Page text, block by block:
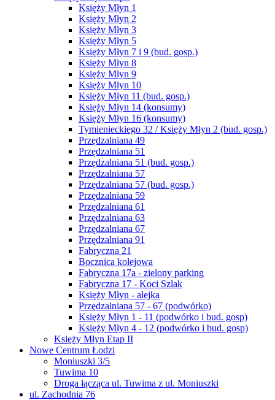
Księży Młyn 1
Księży Młyn 2
Księży Młyn 3
Księży Młyn 5
Księży Młyn 7 i 9 (bud. gosp.)
Księży Młyn 8
Księży Młyn 9
Księży Młyn 10
Księży Młyn 11 (bud. gosp.)
Księży Młyn 14 (konsumy)
Księży Młyn 16 (konsumy)
Tymienieckiego 32 / Księży Młyn 2 (bud. gosp.)
Przędzalniana 49
Przędzalniana 51
Przędzalniana 51 (bud. gosp.)
Przędzalniana 57
Przędzalniana 57 (bud. gosp.)
Przędzalniana 59
Przędzalniana 61
Przędzalniana 63
Przędzalniana 67
Przędzalniana 91
Fabryczna 21
Bocznica kolejowa
Fabryczna 17a - zielony parking
Fabryczna 17 - Koci Szlak
Księży Młyn - alejka
Przędzalniana 57 - 67 (podwórko)
Księży Młyn 1 - 11 (podwórko i bud. gosp)
Księży Młyn 4 - 12 (podwórko i bud. gosp)
Księży Młyn Etap II
Nowe Centrum Łodzi
Moniuszki 3/5
Tuwima 10
Droga łącząca ul. Tuwima z ul. Moniuszki
ul. Zachodnia 76